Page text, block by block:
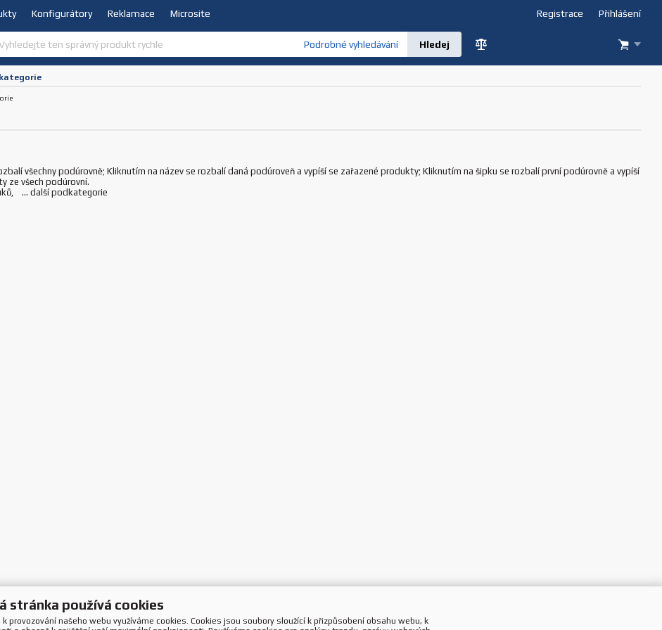
Konfigurátory Reklamace Microsite Přihlášení
Registrace
Podrobné vyhledávání
všechny podúrovně; Kliknutím na název se rozbalí daná podúroveň a vypíší se zařazené produkty; Kliknutím na šipku se rozbalí první podúrovně a vypíší
ze všech podúrovní.
... další podkategorie
stránka používá cookies
k provozování našeho webu využíváme cookies. Cookies jsou soubory sloužící k přizpůsobení obsahu webu, k